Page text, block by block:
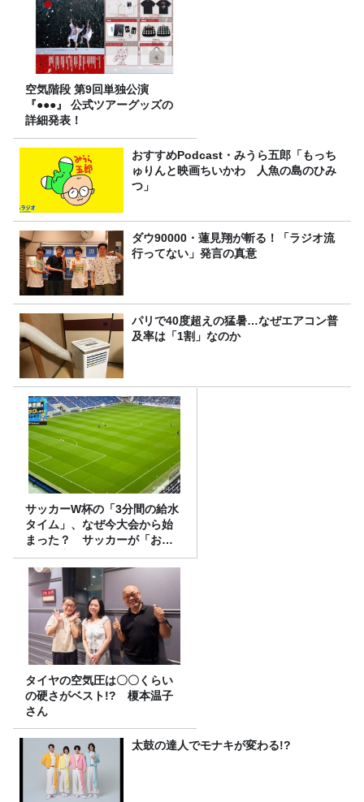
空気階段 第9回単独公演
『●●●』 公式ツアーグッズの
詳細発表！
おすすめPodcast・みうら五郎「もっち
ゅりんと映画ちいかわ 人魚の島のひみ
つ」
ダウ90000・蓮見翔が斬る！「ラジオ流
行ってない」発言の真意
パリで40度超えの猛暑…なぜエアコン普
及率は「1割」なのか
サッカーW杯の「3分間の給水
タイム」、なぜ今大会から始
まった？ サッカーが「お
金」に変わる仕組み
タイヤの空気圧は〇〇くらい
の硬さがベスト!? 榎本温子
さん
太鼓の達人でモナキが変わる!?